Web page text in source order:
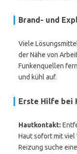
Brand- und
Viele
der Nähe von
Funkenquellen
und kühl auf.
Erste Hilfe bei
Hautkontakt:
Haut sofort mit viel
Reizung suche